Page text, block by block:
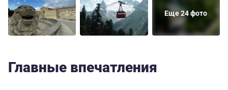
Еще 24 фото
Главные впечатления